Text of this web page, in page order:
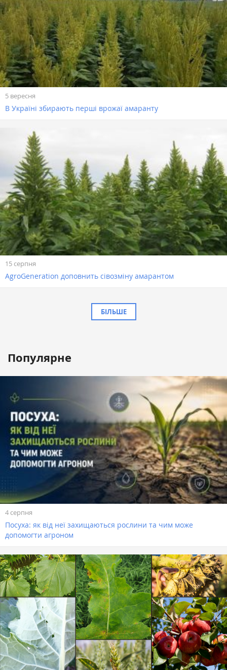
5 вересня
В Україні збирають перші врожаї амаранту
15 серпня
AgroGeneration доповнить сівозміну амарантом
БІЛЬШЕ
Популярне
4 серпня
Посуха: як від неї захищаються рослини та чим може
допомогти агроном